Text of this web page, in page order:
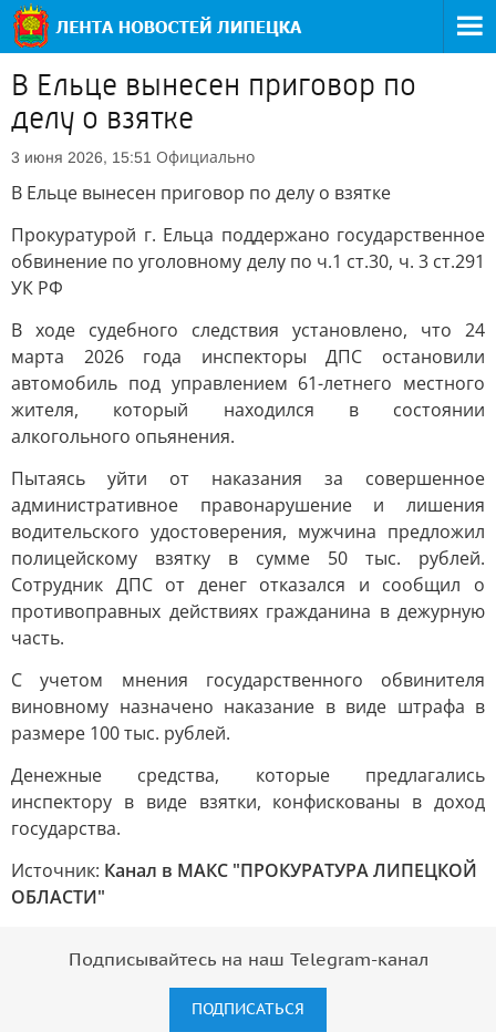
В Ельце вынесен приговор по
делу о взятке
3 июня 2026, 15:51 Официально
В Ельце вынесен приговор по делу о взятке
Прокуратурой г. Ельца поддержано государственное
обвинение по уголовному делу по ч.1 ст.30, ч. 3 ст.291
УК РФ
В ходе судебного следствия установлено, что 24
марта 2026 года инспекторы ДПС остановили
автомобиль под управлением 61-летнего местного
жителя, который находился в состоянии
алкогольного опьянения.
Пытаясь уйти от наказания за совершенное
административное правонарушение и лишения
водительского удостоверения, мужчина предложил
полицейскому взятку в сумме 50 тыс. рублей.
Сотрудник ДПС от денег отказался и сообщил о
противоправных действиях гражданина в дежурную
часть.
С учетом мнения государственного обвинителя
виновному назначено наказание в виде штрафа в
размере 100 тыс. рублей.
Денежные средства, которые предлагались
инспектору в виде взятки, конфискованы в доход
государства.
Источник: Канал в МАКС "ПРОКУРАТУРА ЛИПЕЦКОЙ
ОБЛАСТИ"
Подписывайтесь на наш Telegram-канал
ПОДПИСАТЬСЯ